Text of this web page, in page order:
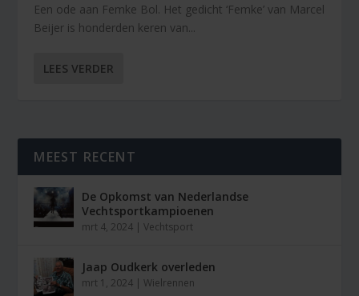
Een ode aan Femke Bol. Het gedicht ‘Femke’ van Marcel
Beijer is honderden keren van...
LEES VERDER
MEEST RECENT
De Opkomst van Nederlandse
Vechtsportkampioenen
mrt 4, 2024 |Vechtsport
Jaap Oudkerk overleden
mrt 1, 2024 | Wielrennen